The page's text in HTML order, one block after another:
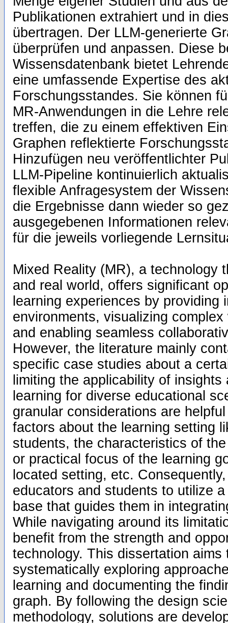
Publikationen extrahiert und in
übertragen. Der LLM-generierte
überprüfen und anpassen. Diese
Wissensdatenbank bietet
eine umfassende Expertise des
Forschungsstandes. Sie können
MR-Anwendungen in die Lehre
treffen, die zu einem effektiven
Graphen reflektierte
Hinzufügen neu veröffentlichter
LLM-Pipeline kontinuierlich
flexible Anfragesystem der
die Ergebnisse dann wieder so
ausgegebenen Informationen
für die jeweils vorliegende
Mixed Reality (MR), a technology
and real world, offers significant
learning experiences by providing
environments, visualizing
and enabling seamless
However, the literature mainly
specific case studies about a
limiting the applicability of
learning for diverse educational
granular considerations are
factors about the learning setting
students, the characteristics of
or practical focus of the learning
located setting, etc.
educators and students to utilize
base that guides them in
While navigating around its
benefit from the strength and
technology. This dissertation
systematically exploring
learning and documenting the
graph. By following the design
methodology, solutions are